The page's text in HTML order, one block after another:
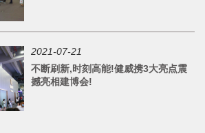
2021-07-21
不断刷新,时刻高能!健威携3大亮点震
撼亮相建博会!